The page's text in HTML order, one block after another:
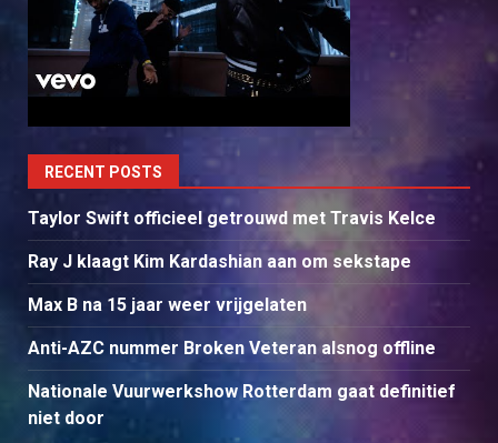
RECENT POSTS
Taylor Swift officieel getrouwd met Travis Kelce
Ray J klaagt Kim Kardashian aan om sekstape
Max B na 15 jaar weer vrijgelaten
Anti-AZC nummer Broken Veteran alsnog offline
Nationale Vuurwerkshow Rotterdam gaat definitief
niet door